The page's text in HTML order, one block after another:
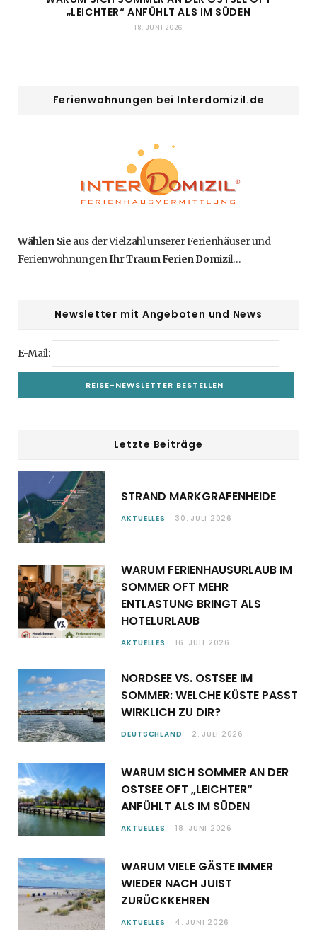
„LEICHTER“ ANFÜHLT ALS IM SÜDEN
18. JUNI 2026
Ferienwohnungen bei Interdomizil.de
Wählen Sie aus der Vielzahl unserer Ferienhäuser und
FerienwohnungenIhr Traum Ferien Domizil…
Newsletter mit Angeboten und News
E-Mail:
Letzte Beiträge
STRAND MARKGRAFENHEIDE
AKTUELLES 30. JULI 2026
WARUM FERIENHAUSURLAUB IM
SOMMER OFT MEHR
ENTLASTUNG BRINGT ALS
HOTELURLAUB
AKTUELLES 16. JULI 2026
NORDSEE VS. OSTSEE IM
SOMMER: WELCHE KÜSTE PASST
WIRKLICH ZU DIR?
DEUTSCHLAND 2. JULI 2026
WARUM SICH SOMMER AN DER
OSTSEE OFT „LEICHTER“
ANFÜHLT ALS IM SÜDEN
AKTUELLES 18. JUNI 2026
WARUM VIELE GÄSTE IMMER
WIEDER NACH JUIST
ZURÜCKKEHREN
AKTUELLES 4. JUNI 2026